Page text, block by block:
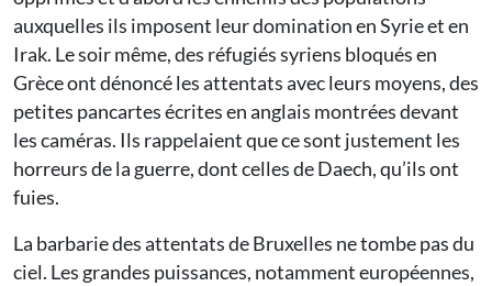
auxquelles ils imposent leur domination en Syrie et en
Irak. Le soir même, des réfugiés syriens bloqués en
Grèce ont dénoncé les attentats avec leurs moyens, des
petites pancartes écrites en anglais montrées devant
les caméras. Ils rappelaient que ce sont justement les
horreurs de la guerre, dont celles de Daech, qu’ils ont
fuies.
La barbarie des attentats de Bruxelles ne tombe pas du
ciel. Les grandes puissances, notamment européennes,